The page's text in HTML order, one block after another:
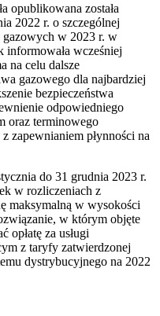
opublikowana została
2022 r. o szczególnej
w 2023 r. w
informowała wcześniej
na celu dalsze
gazowego dla najbardziej
bezpieczeństwa
odpowiedniego
oraz terminowego
zapewnianiem płynności na
do 31 grudnia 2023 r.
w rozliczeniach z
maksymalną w wysokości
w którym objęte
opłatę za usługi
z taryfy zatwierdzonej
dystrybucyjnego na 2022